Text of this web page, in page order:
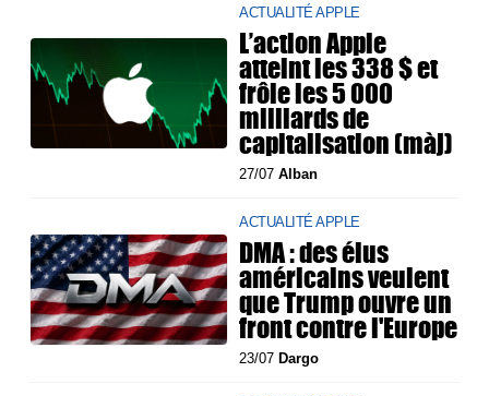
ACTUALITÉ APPLE
L’action Apple
atteint les 338 $ et
frôle les 5 000
milliards de
capitalisation (màj)
27/07Alban
ACTUALITÉ APPLE
DMA : des élus
américains veulent
que Trump ouvre un
front contre l'Europe
23/07 Dargo